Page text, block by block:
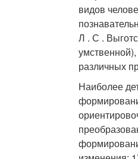
видов
Л . С .
различных
Наиболее